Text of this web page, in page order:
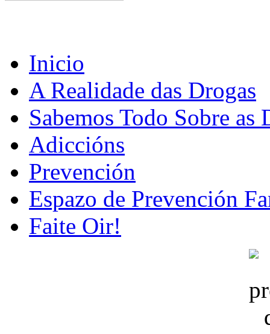
Inicio
A Realidade das Drogas
Sabemos Todo Sobre as
Adiccións
Prevención
Espazo de Prevención
Faite Oir!